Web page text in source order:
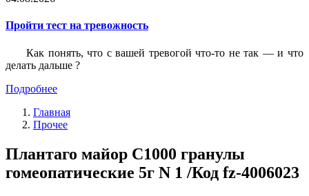
Пройти тест на тревожность
Как понять, что с вашей тревогой что-то не так — и что
делать дальше ?
Подробнее
Главная
Прочее
Плантаго майор С1000 гранулы
гомеопатические 5г N 1 /Код fz-4006023